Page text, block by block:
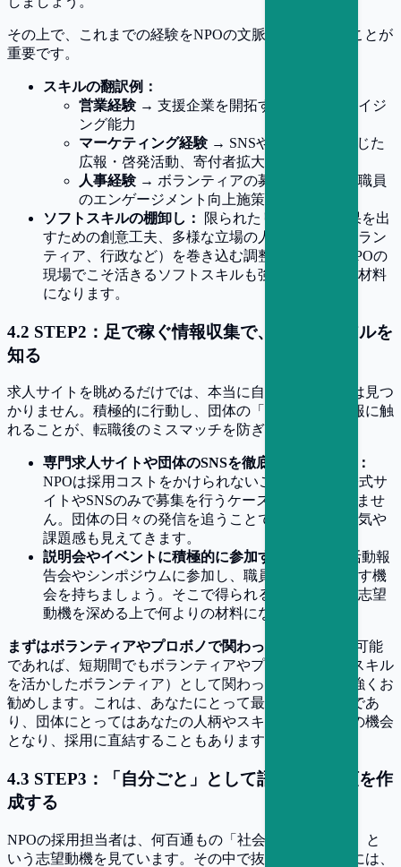
その上で、これまでの経験をNPOの文脈に“翻訳”することが
重要です。
スキルの翻訳例：
営業経験→ 支援企業を開拓するファンドレイジ
ング能力
マーケティング経験→ SNSやイベントを通じた
広報・啓発活動、寄付者拡大の戦略立案
人事経験→ ボランティアの募集・定着や、職員
のエンゲージメント向上施策
ソフトスキルの棚卸し：
限られたリソースで成果を出
すための創意工夫、多様な立場の人（受益者、ボラン
ティア、行政など）を巻き込む調整能力など、NPOの
現場でこそ活きるソフトスキルも強力なアピール材料
になります。
4.2 STEP2：足で稼ぐ情報収集で、団体のリアルを
知る
求人サイトを眺めるだけでは、本当に自分に合う団体は見つ
かりません。積極的に行動し、団体の「リアル」な情報に触
れることが、転職後のミスマッチを防ぎます。
専門求人サイトや団体のSNSを徹底的にチェック：
NPOは採用コストをかけられないことも多く、公式サ
イトやSNSのみで募集を行うケースも少なくありませ
ん。団体の日々の発信を追うことで、組織の雰囲気や
課題感も見えてきます。
説明会やイベントに積極的に参加する：
団体の活動報
告会やシンポジウムに参加し、職員の方と直接話す機
会を持ちましょう。そこで得られる一次情報は、志望
動機を深める上で何よりの材料になります。
まずはボランティアやプロボノで関わってみる：
もし可能
であれば、短期間でもボランティアやプロボノ（専門スキル
を活かしたボランティア）として関わってみることを強くお
勧めします。これは、あなたにとって最高の企業研究であ
り、団体にとってはあなたの人柄やスキルを知る絶好の機会
となり、採用に直結することもあります。
4.3 STEP3：「自分ごと」として語る応募書類を作
成する
NPOの採用担当者は、何百通もの「社会貢献がしたい」と
いう志望動機を見ています。その中で抜きん出るためには、